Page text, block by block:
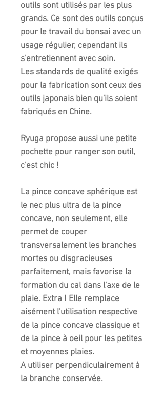
outils sont utilisés par les plus
grands. Ce sont des outils conçus
pour le travail du bonsai avec un
usage régulier, cependant ils
s'entretiennent avec soin.
Les standards de qualité exigés
pour la fabrication sont ceux des
outils japonais bien qu'ils soient
fabriqués en Chine.
Ryuga propose aussi une petite
pochette pour ranger son outil,
c'est chic !
La pince concave sphérique est
le nec plus ultra de la pince
concave, non seulement, elle
permet de couper
transversalement les branches
mortes ou disgracieuses
parfaitement, mais favorise la
formation du cal dans l'axe de le
plaie. Extra ! Elle remplace
aisément l'utilisation respective
de la pince concave classique et
de la pince à oeil pour les petites
et moyennes plaies.
A utiliser perpendiculairement à
la branche conservée.